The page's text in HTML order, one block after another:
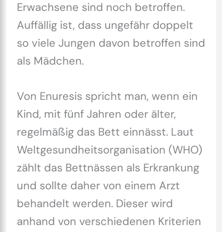
Erwachsene sind noch betroffen.
Auffällig ist, dass ungefähr doppelt
so viele Jungen davon betroffen sind
als Mädchen.
Von Enuresis spricht man, wenn ein
Kind, mit fünf Jahren oder älter,
regelmäßig das Bett einnässt. Laut
Weltgesundheitsorganisation (WHO)
zählt das Bettnässen als Erkrankung
und sollte daher von einem Arzt
behandelt werden. Dieser wird
anhand von verschiedenen Kriterien